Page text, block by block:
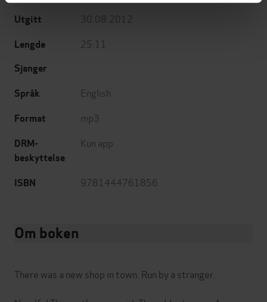
Utgitt 30.08.2012
Lengde 25:11
Sjanger
Språk
English
Format mp3
DRM-
beskyttelse
Kun app
ISBN 9781444761856
Om boken
There was a new shop in town. Run by a stranger.